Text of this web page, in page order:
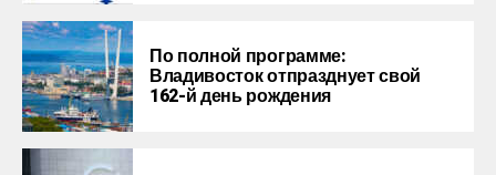
По полной программе:
Владивосток отпразднует свой
162-й день рождения